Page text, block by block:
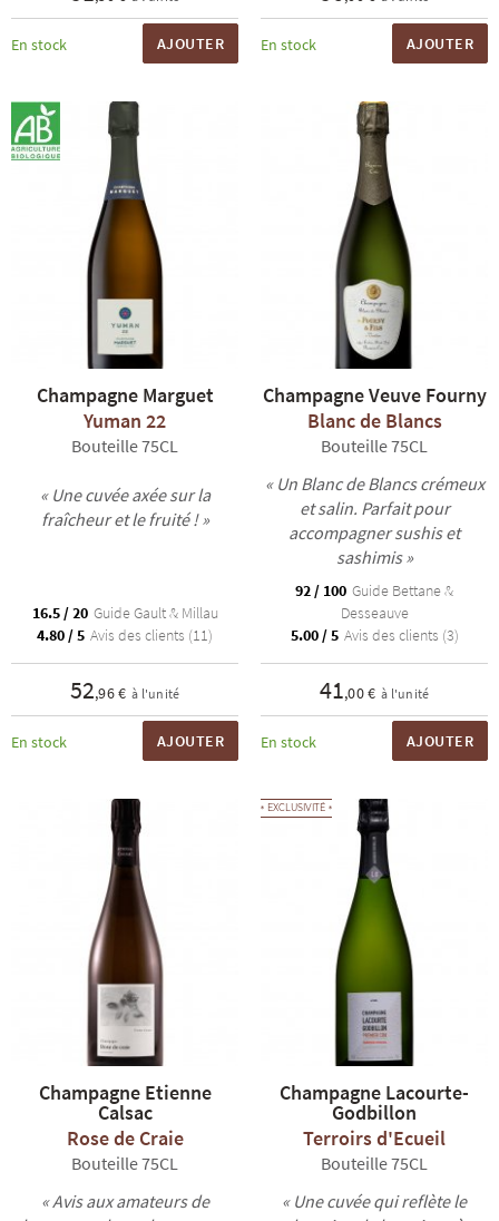
En stock AJOUTER En stock AJOUTER
Champagne Marguet
Yuman 22
Bouteille 75CL
« Une cuvée axée sur la
fraîcheur et le fruité ! »
16.5 / 20 Guide Gault & Millau
4.80 / 5 Avis des clients (11)
52,96 € à l'unité
En stock AJOUTER
Champagne Veuve Fourny
Blanc de Blancs
Bouteille 75CL
« Un Blanc de Blancs crémeux
et salin. Parfait pour
accompagner sushis et
sashimis »
92 / 100 Guide Bettane &
Desseauve
5.00 / 5 Avis des clients (3)
41,00 € à l'unité
En stock AJOUTER
Champagne Etienne
Calsac
Rose de Craie
Bouteille 75CL
« Avis aux amateurs de
EXCLUSIVITÉ
Champagne Lacourte-
Godbillon
Terroirs d'Ecueil
Bouteille 75CL
« Une cuvée qui reflète le